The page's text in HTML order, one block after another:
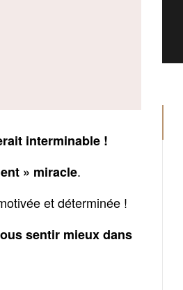
interminable !
» miracle.
et déterminée !
sentir mieux dans